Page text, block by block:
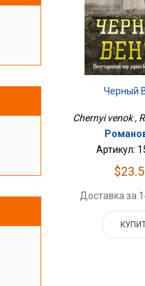
Черный
Chernyi venok ,
Артикул:
Доставка за